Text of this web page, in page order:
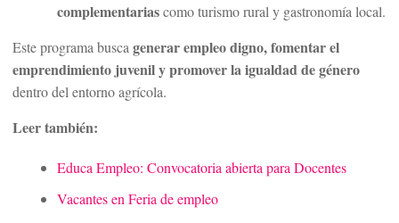
complementariascomo turismo rural y gastronomía local.
Este programa busca generar empleo digno, fomentar el
emprendimiento juvenil y promover la igualdad de género
dentro del entorno agrícola.
Leer también:
Educa Empleo: Convocatoria abierta para Docentes
Vacantes en Feria de empleo